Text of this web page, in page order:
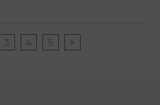
3 4 5 »